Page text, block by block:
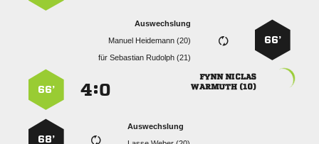
66’
Auswechslung
  
für  
 
 
:
66’
Auswechslung
68’